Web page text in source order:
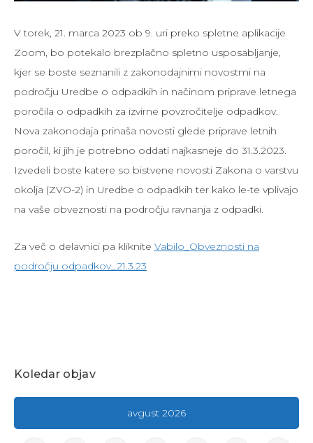
V torek, 21. marca 2023 ob 9. uri preko spletne aplikacije
Zoom, bo potekalo brezplačno spletno usposabljanje,
kjer se boste seznanili z zakonodajnimi novostmi na
področju Uredbe o odpadkih in načinom priprave letnega
poročila o odpadkih za izvirne povzročitelje odpadkov.
Nova zakonodaja prinaša novosti glede priprave letnih
poročil, ki jih je potrebno oddati najkasneje do 31.3.2023.
Izvedeli boste katere so bistvene novosti Zakona o varstvu
okolja (ZVO-2) in Uredbe o odpadkih ter kako le-te vplivajo
na vaše obveznosti na področju ravnanja z odpadki.
Za več o delavnici pa kliknite Vabilo_Obveznosti na
področju odpadkov_21.3.23
Koledar objav
avgust 2026